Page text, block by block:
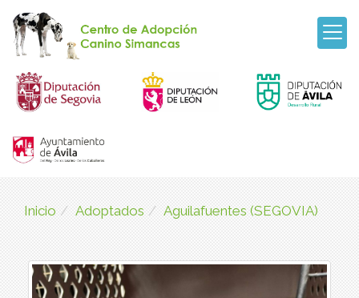
Inicio Adoptados Aguilafuentes (SEGOVIA)